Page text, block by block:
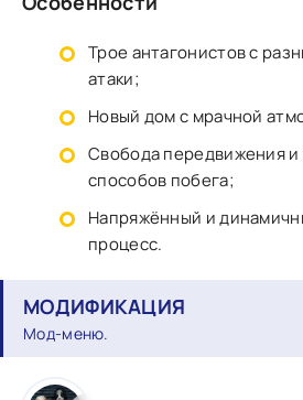
Трое антагонистов с
атаки;
Новый дом с мрачной
Свобода передвижения
способов побега;
Напряжённый и
процесс.
МОДИФИКАЦИЯ
Мод-меню.